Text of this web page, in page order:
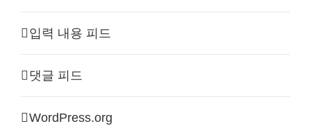
입력 내용 피드
댓글 피드
WordPress.org